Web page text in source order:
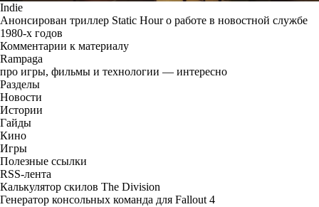
Indie
Анонсирован триллер Static Hour о работе в новостной службе
1980-х годов
Комментарии к материалу
Rampaga
про игры, фильмы и технологии — интересно
Разделы
Новости
Истории
Гайды
Кино
Игры
Полезные ссылки
RSS-лента
Калькулятор скилов The Division
Генератор консольных команда для Fallout 4